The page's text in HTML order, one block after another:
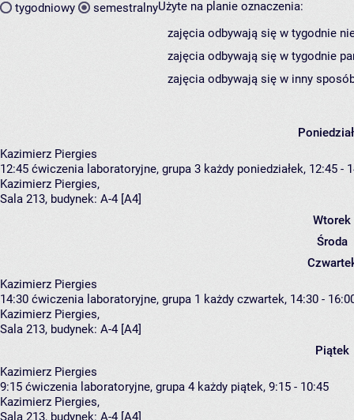
tygodniowy semestralnyUżyte na planie oznaczenia:
zajęcia odbywają się w tygodnie
zajęcia odbywają się w tygodnie
zajęcia odbywają się w inny
Kazimierz Piergies
12:45 ćwiczenia laboratoryjne, grupa 3 każdy poniedziałek, 12:45 -
Kazimierz Piergies,
Sala 213, budynek: A-4 [A4]
Wtorek
Środa
Kazimierz Piergies
14:30 ćwiczenia laboratoryjne, grupa 1 każdy czwartek, 14:30 -
Kazimierz Piergies,
Sala 213, budynek: A-4 [A4]
Piątek
Kazimierz Piergies
9:15 ćwiczenia laboratoryjne, grupa 4 każdy piątek, 9:15 - 10:45
Kazimierz Piergies,
Sala 213, budynek: A-4 [A4]